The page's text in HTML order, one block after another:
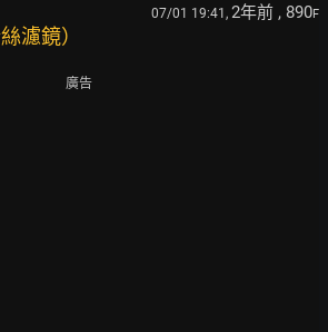
07/01 19:41, 2年前 , 890F
濾鏡）
廣告